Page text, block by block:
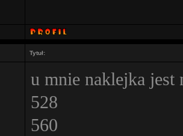
Tytuł:
u mnie naklejka jest
528
560